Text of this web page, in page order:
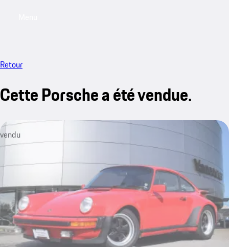
Retour
Cette Porsche a été vendue.
vendu